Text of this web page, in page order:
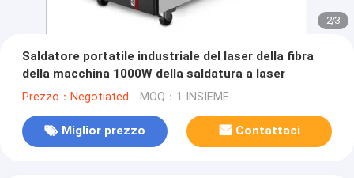
2/3
Saldatore portatile industriale del laser della fibra
della macchina 1000W della saldatura a laser
Prezzo：Negotiated MOQ：1 INSIEME
Miglior prezzo Contattaci